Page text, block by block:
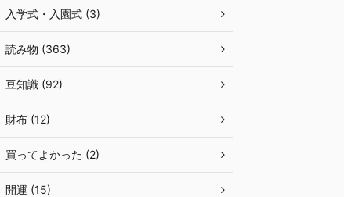
入学式・入園式 (3)
読み物 (363)
豆知識 (92)
財布 (12)
買ってよかった (2)
開運 (15)